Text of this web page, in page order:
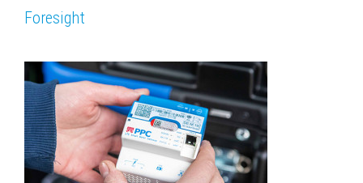
Foresight